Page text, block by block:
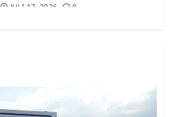
JULI 17, 2026 0